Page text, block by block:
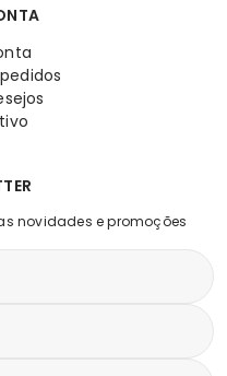
novidades e promoções